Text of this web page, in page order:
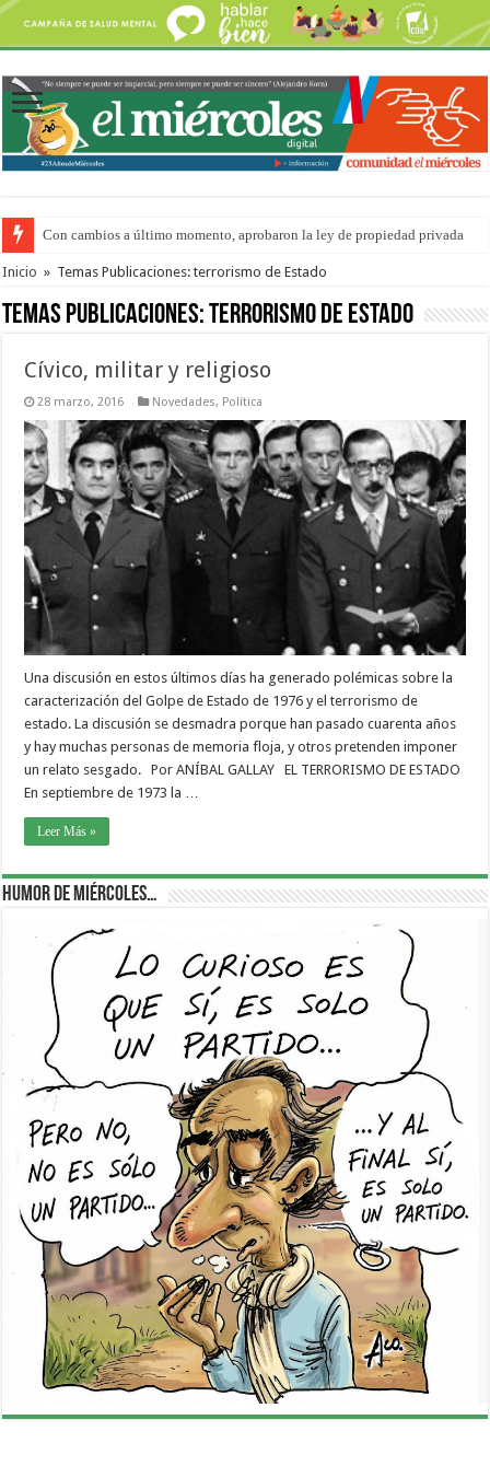
Con cambios a último momento, aprobaron la ley de propiedad privada
Inicio » Temas Publicaciones: terrorismo de Estado
Temas Publicaciones:terrorismo de Estado
Cívico, militar y religioso
28 marzo, 2016 Novedades, Política
Una discusión en estos últimos días ha generado polémicas sobre la
caracterización del Golpe de Estado de 1976 y el terrorismo de
estado. La discusión se desmadra porque han pasado cuarenta años
y hay muchas personas de memoria floja, y otros pretenden imponer
un relato sesgado. Por ANÍBAL GALLAY EL TERRORISMO DE ESTADO
En septiembre de 1973 la …
Leer Más »
Humor de Miércoles…